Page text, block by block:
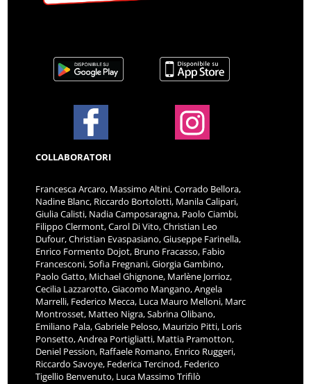
COLLABORATORI
Francesca Arcaro, Massimo Altini, Corrado Bellora,
Nadine Blanc, Riccardo Bortolotti, Manila Calipari,
Giulia Calisti, Nadia Camposaragna, Paolo Ciambi,
Filippo Clermont, Carol Di Vito, Christian Leo
Dufour, Christian Evaspasiano, Giuseppe Farinella,
Enrico Formento Dojot, Bruno Fracasso, Fabio
Francesconi, Sofia Fregnani, Giorgia Gambino,
Paolo Gatto, Michael Ghignone, Marlène Jorrioz,
Cecilia Lazzarotto, Giacomo Mangano, Angela
Marrelli, Federico Mecca, Luca Mauro Melloni, Marc
Montrosset, Matteo Nigra, Sabrina Olibano,
Emiliano Pala, Gabriele Peloso, Maurizio Pitti, Loris
Ponsetto, Andrea Portigliatti, Mattia Pramotton,
Deniel Pession, Raffaele Romano, Enrico Ruggeri,
Riccardo Savoye, Federica Tercinod, Federico
Tigellio Benvenuto, Luca Massimo Trifilò